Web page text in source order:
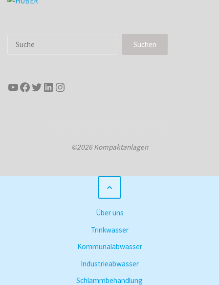
Suchen Suchen
YouTube
Facebook
Twitter
LinkedIn
Instagram
©2026 Kompaktanlagen
Über uns
Trinkwasser
Kommunalabwasser
Industrieabwasser
Schlammbehandlung